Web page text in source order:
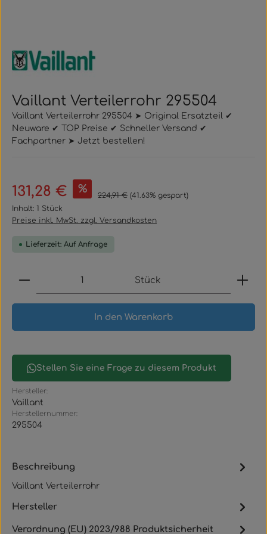
Vaillant Verteilerrohr 295504
Vaillant Verteilerrohr 295504 ➤ Original Ersatzteil ✔
Neuware ✔ TOP Preise ✔ Schneller Versand ✔
Fachpartner ➤ Jetzt bestellen!
Verkaufspreis:
131,28 € % Regulärer Preis:
224,91 € (41.63% gespart)
Inhalt: 1 Stück
Preise inkl. MwSt. zzgl. Versandkosten
Lieferzeit: Auf Anfrage
Produkt Anzahl: Gib den gewünschten Wert
Stück
In den Warenkorb
Stellen Sie eine Frage zu diesem Produkt
Hersteller:
Vaillant
Herstellernummer:
295504
Beschreibung
Vaillant Verteilerrohr
Hersteller
Verordnung (EU) 2023/988 Produktsicherheit